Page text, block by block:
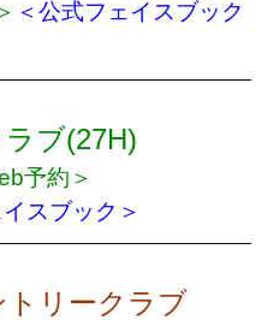
＜公式フェイスブック
ブ(27H)
予約＞
スブック＞
トリークラブ